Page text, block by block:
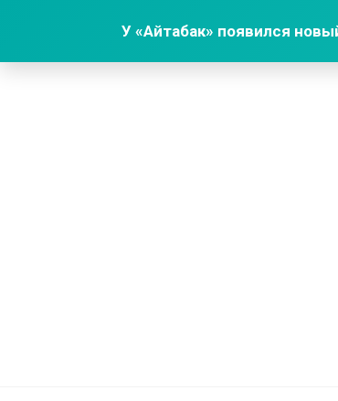
У «Айтабак» появился